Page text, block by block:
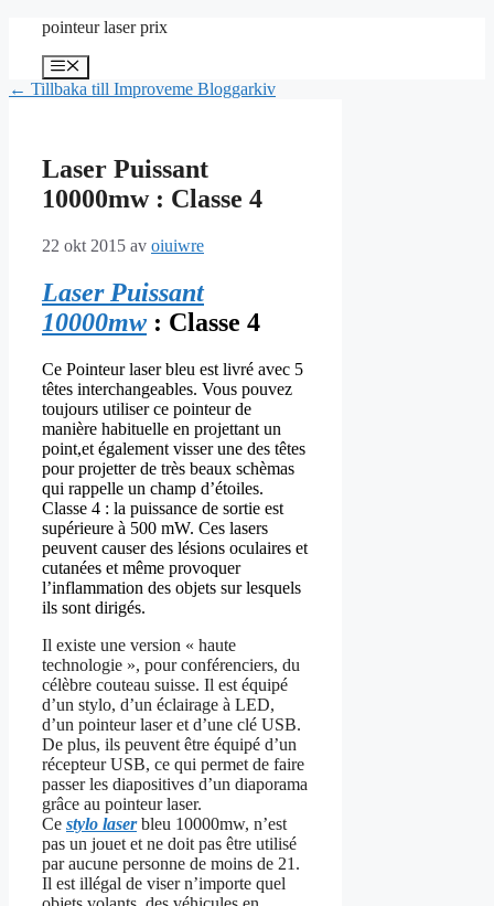
Hoppa
innehåll
pointeur laser prix
Meny
← Tillbaka till Improveme Bloggarkiv
Laser Puissant
10000mw : Classe 4
22 okt 2015 av oiuiwre
Laser Puissant
10000mw : Classe 4
Ce Pointeur laser bleu est livré avec 5
têtes interchangeables. Vous pouvez
toujours utiliser ce pointeur de
manière habituelle en projettant un
point,et également visser une des têtes
pour projetter de très beaux schèmas
qui rappelle un champ d’étoiles.
Classe 4 : la puissance de sortie est
supérieure à 500 mW. Ces lasers
peuvent causer des lésions oculaires et
cutanées et même provoquer
l’inflammation des objets sur lesquels
ils sont dirigés.
Il existe une version « haute
technologie », pour conférenciers, du
célèbre couteau suisse. Il est équipé
d’un stylo, d’un éclairage à LED,
d’un pointeur laser et d’une clé USB.
De plus, ils peuvent être équipé d’un
récepteur USB, ce qui permet de faire
passer les diapositives d’un diaporama
grâce au pointeur laser.
Ce stylo laserbleu 10000mw, n’est
pas un jouet et ne doit pas être utilisé
par aucune personne de moins de 21.
Il est illégal de viser n’importe quel